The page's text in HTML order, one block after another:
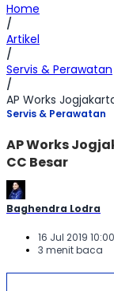
Home
/
Artikel
/
Servis & Perawatan
/
AP Works
Servis & Perawatan
AP Works
CC Besar
Baghendra Lodra
16 Jul 2019
3 menit baca